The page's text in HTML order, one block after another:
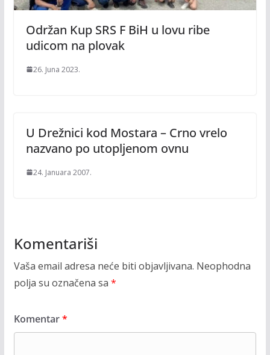
Održan Kup SRS F BiH u lovu ribe
udicom na plovak
26. Juna 2023.
U Drežnici kod Mostara – Crno vrelo
nazvano po utopljenom ovnu
24. Januara 2007.
Komentariši
Vaša email adresa neće biti objavljivana. Neophodna
polja su označena sa *
Komentar*